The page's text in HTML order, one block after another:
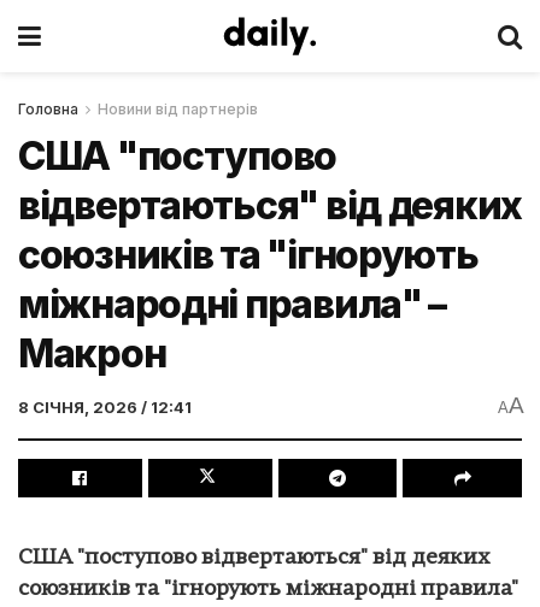
Головна Новини від партнерів
США "поступово
відвертаються" від деяких
союзників та "ігнорують
міжнародні правила" –
Макрон
8 СІЧНЯ, 2026 / 12:41 AA
США "поступово відвертаються" від деяких
союзників та "ігнорують міжнародні правила"